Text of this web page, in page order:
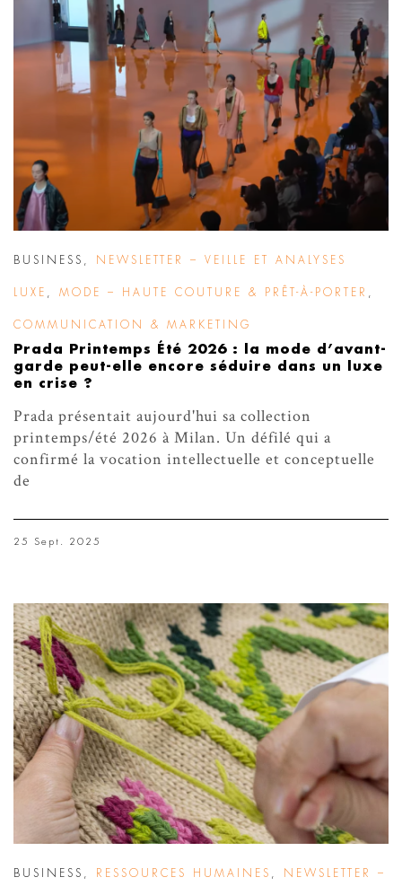
BUSINESS NEWSLETTER – VEILLE ET ANALYSES
LUXE MODE – HAUTE COUTURE & PRÊT-À-PORTER
COMMUNICATION & MARKETING
Prada Printemps Été 2026 : la mode d’avant-
garde peut-elle encore séduire dans un luxe
en crise ?
Prada présentait aujourd'hui sa collection
printemps/été 2026 à Milan. Un défilé qui a
confirmé la vocation intellectuelle et conceptuelle
de
25 Sept. 2025
BUSINESS , RESSOURCES HUMAINES , NEWSLETTER –